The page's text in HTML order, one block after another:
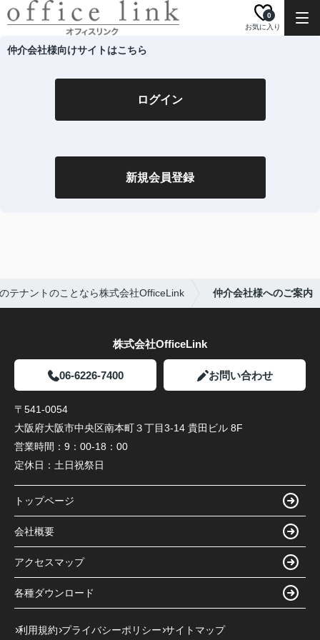
お気に入り
0
仲介会社様向けサイトはこちら
ログイン
新規会員登録
テナントのことなら株式会社OfficeLink 仲介会社様へのご案内
株式会社OfficeLink
06-6226-7400 お問い合わせ
〒541-0054
大阪府大阪市中央区南本町３丁目3-14 貴田ビル 8F
営業時間： 9：00-18：00
定休日： 土日祝祭日
トップページ
会社概要
アクセスマップ
各種ダウンロード
利用規約 プライバシーポリシー サイトマップ